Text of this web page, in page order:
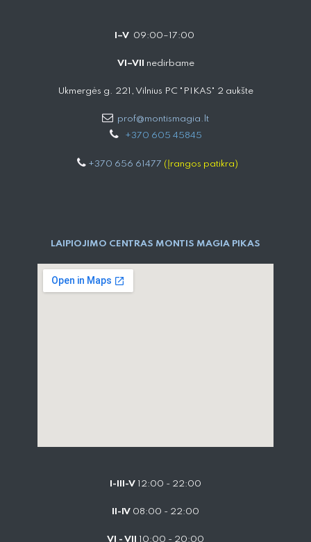
I–V 09:00–17:00
VI–VII nedirbame
Ukmergės g. 221, Vilnius PC "PIKAS" 2 aukšte
prof@montismagia.lt
+370 605 4584​5
+370 656 61477 (Įrangos patikra)
LAIPIOJIMO CENTRAS MONTIS MAGIA PIKAS
I-III-V 12:00 - 22:00
II-IV 08:00 - 22:00
VI - VII 10:00 - 20:00